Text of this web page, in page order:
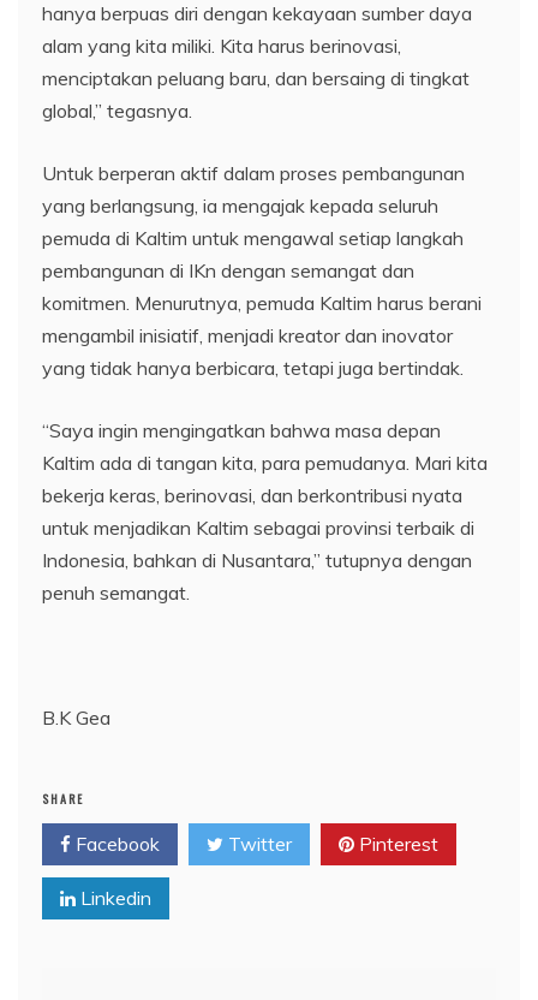
hanya berpuas diri dengan kekayaan sumber daya
alam yang kita miliki. Kita harus berinovasi,
menciptakan peluang baru, dan bersaing di tingkat
global,” tegasnya.
Untuk berperan aktif dalam proses pembangunan
yang berlangsung, ia mengajak kepada seluruh
pemuda di Kaltim untuk mengawal setiap langkah
pembangunan di IKn dengan semangat dan
komitmen. Menurutnya, pemuda Kaltim harus berani
mengambil inisiatif, menjadi kreator dan inovator
yang tidak hanya berbicara, tetapi juga bertindak.
“Saya ingin mengingatkan bahwa masa depan
Kaltim ada di tangan kita, para pemudanya. Mari kita
bekerja keras, berinovasi, dan berkontribusi nyata
untuk menjadikan Kaltim sebagai provinsi terbaik di
Indonesia, bahkan di Nusantara,” tutupnya dengan
penuh semangat.
B.K Gea
SHARE
Facebook Twitter Pinterest
Linkedin